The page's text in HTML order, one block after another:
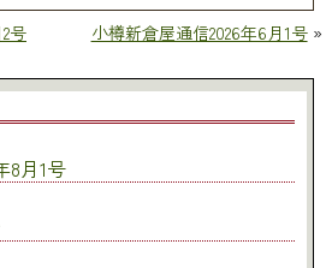
号 小樽新倉屋通信2026年6月1号»
8月1号